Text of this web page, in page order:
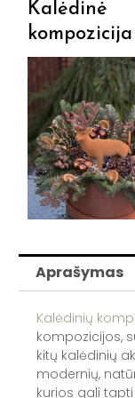
Kalėdinė
Aprašymas
Kalėdinių
kompozicijos,
kitų kalėdinių
modernių,
kurios gali